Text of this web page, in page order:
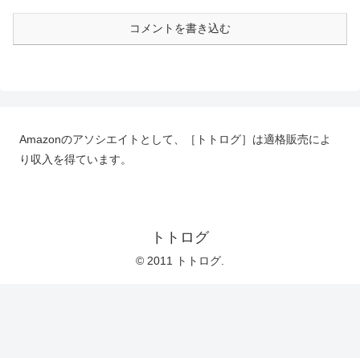
コメントを書き込む
Amazonのアソシエイトとして、［トトログ］は適格販売によ
り収入を得ています。
トトログ
© 2011 トトログ.